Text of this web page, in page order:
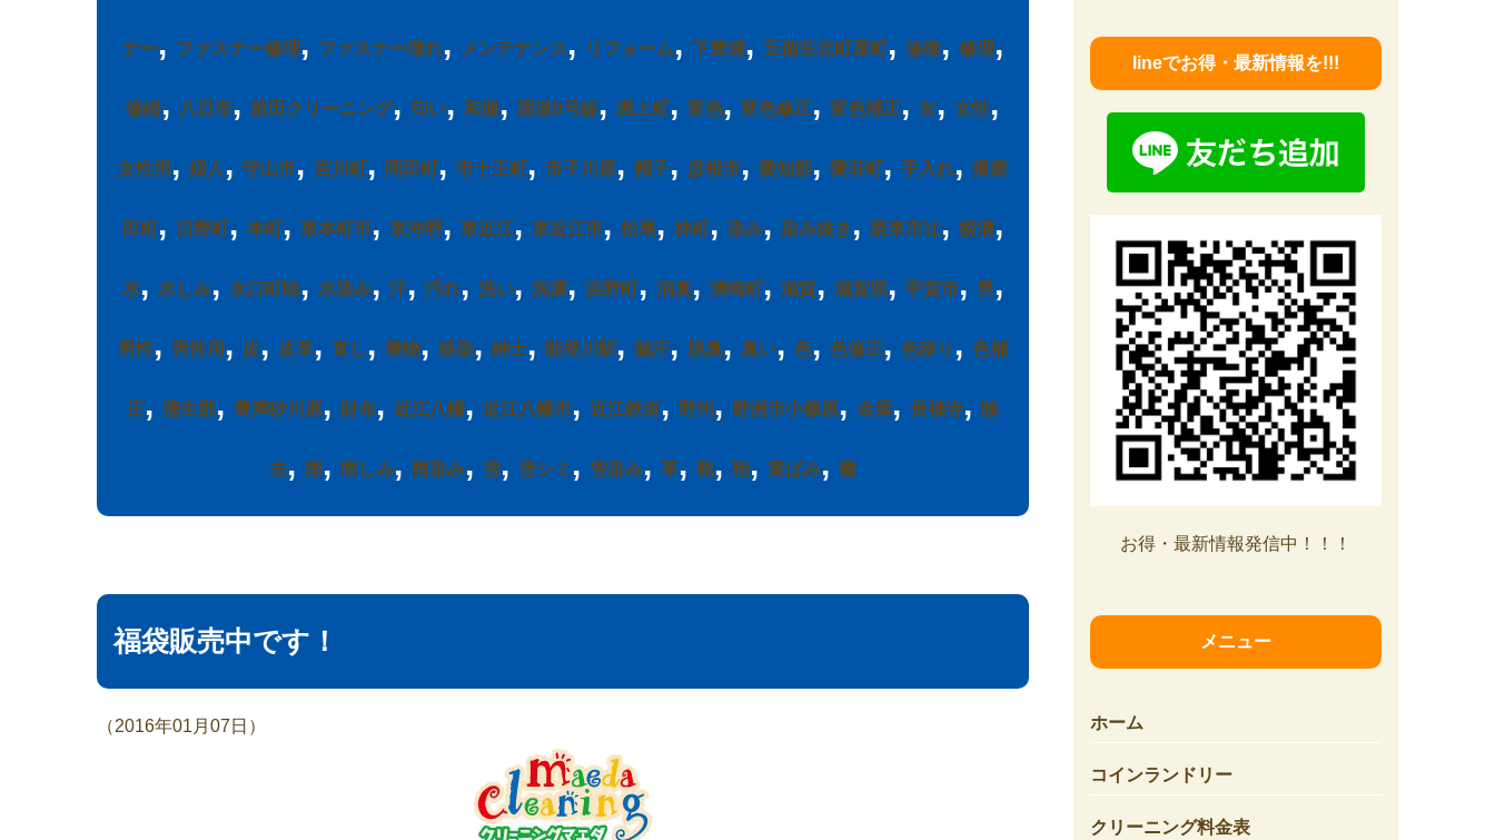
lineでお得・最新情報を!!!
お得・最新情報発信中！！！
メニュー
ホーム
コインランドリー
クリーニング料金表
ナー, ファスナー修理, ファスナー壊れ, メンテナンス , リフォーム, 下豊浦, 五個荘北町屋町, 修復, 修理,
修繕, 八日市,前田クリーニング,匂い,和服, 国道8号線,堀上町,変色,変色修正,変色補正,女,女性,
女性用 , 婦人 , 守山市, 宮川町, 岡田町, 市十王町, 市子川原, 帽子, 彦根市, 愛知郡, 愛荘町, 手入れ, 播磨
田町, 日野町, 本町, 東本町市, 東沖野, 東近江, 東近江市, 松尾, 林町, 染み, 染み抜き , 栗東市辻, 横溝,
水, 水しみ, 水口町暁, 水染み, 汗, 汚れ, 洗い, 洗濯, 浜野町, 消臭, 清崎町, 滋賀, 滋賀県, 甲賀市, 男,
男性, 男性用 , 皮, 皮革, 直し , 着物, 移染, 紳士, 能登川駅, 脇汗, 脱臭, 臭い, 色, 色修正, 色移り , 色補
正, 蒲生郡, 豊満砂川原, 財布, 近江八幡, 近江八幡市, 近江鉄道, 野州 , 野洲市小篠原, 金屋, 長福寺, 除
去, 雨, 雨しみ, 雨染み, 雪, 雪シミ , 雪染み, 革, 靴, 鞄, 黄ばみ, 黴
福袋販売中です！
（2016年01月07日）